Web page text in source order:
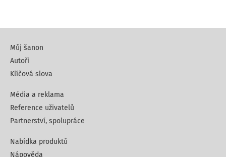
Můj šanon
Autoři
Klíčová slova
Média a reklama
Reference uživatelů
Partnerství, spolupráce
Nabídka produktů
Nápověda